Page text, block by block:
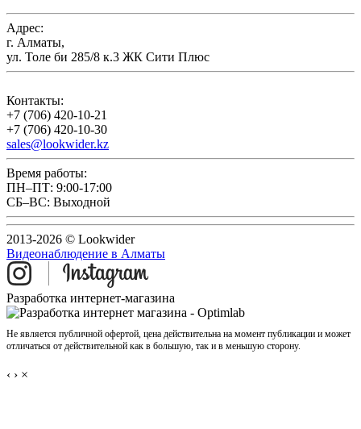
Адрес:
г. Алматы,
ул. Толе би 285/8 к.3 ЖК Сити Плюс
Контакты:
+7 (706) 420-10-21
+7 (706) 420-10-30
sales@lookwider.kz
Время работы:
ПН–ПТ: 9:00-17:00
СБ–ВС: Выходной
2013-2026 © Lookwider
Видеонаблюдение в Алматы
Разработка интернет-магазина
Не является публичной офертой, цена действительна на момент публикации и может
отличаться от действительной как в большую, так и в меньшую сторону.
‹ › ×